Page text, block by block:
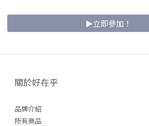
►立即參加！
關於好在乎
品牌介紹
所有商品